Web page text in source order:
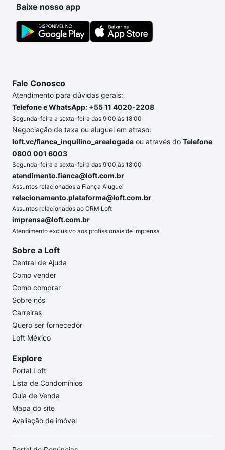
Baixe nosso app
Fale Conosco
Atendimento para dúvidas gerais:
Telefone e WhatsApp: +55 11 4020-2208
Segunda-feira a sexta-feira das 9:00 às 18:00
Negociação de taxa ou aluguel em atraso:
loft.vc/fianca_inquilino_arealogada ou através do Telefone
0800 001 6003
Segunda-feira a sexta-feira das 9:00 às 18:00
atendimento.fianca@loft.com.br
Assuntos relacionados a Fiança Aluguel
relacionamento.plataforma@loft.com.br
Assuntos relacionados ao CRM Loft
imprensa@loft.com.br
Atendimento exclusivo aos profissionais de imprensa
Sobre a Loft
Central de Ajuda
Como vender
Como comprar
Sobre nós
Carreiras
Quero ser fornecedor
Loft México
Explore
Portal Loft
Lista de Condomínios
Guia de Venda
Mapa do site
Avaliação de imóvel